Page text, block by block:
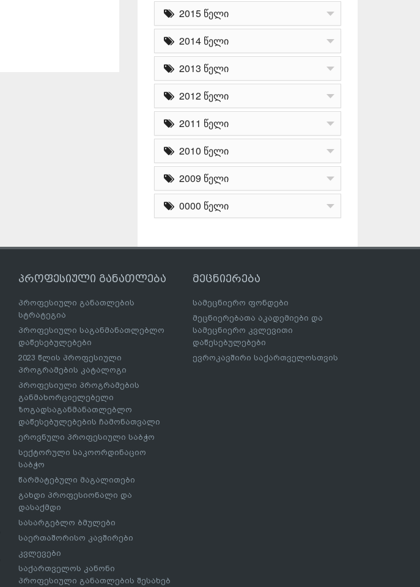
2015 წელი
2014 წელი
2013 წელი
2012 წელი
2011 წელი
2010 წელი
2009 წელი
0000 წელი
პროფესიული განათლება
პროფესიული განათლების
სტრატეგია
პროფესიული საგანმანათლებლო
დაწესებულებები
2023 წლის პროფესიული
პროგრამების კატალოგი
პროფესიული პროგრამების
განმახორციელებელი
ზოგადსაგანმანათლებლო
დაწესებულებების ჩამონათვალი
ეროვნული პროფესიული საბჭო
სექტორული საკოორდინაციო
საბჭო
წარმატებული მაგალითები
გახდი პროფესიონალი და
დასაქმდი
სასარგებლო ბმულები
საერთაშორისო კავშირები
კვლევები
საქართველოს კანონი
პროფესიული განათლების შესახებ
მეცნიერება
სამეცნიერო ფონდები
მეცნიერებათა აკადემიები და
სამეცნიერო კვლევითი
დაწესებულებები
ევროკავშირი საქართველოსთვის